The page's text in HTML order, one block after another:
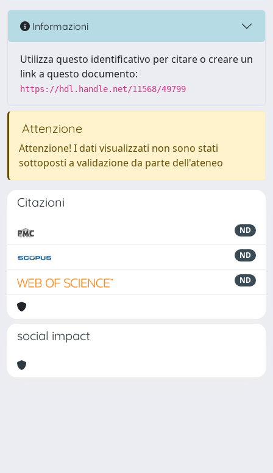
Informazioni
Utilizza questo identificativo per citare o creare un
link a questo documento:
https://hdl.handle.net/11568/49799
Attenzione
Attenzione! I dati visualizzati non sono stati
sottoposti a validazione da parte dell'ateneo
Citazioni
ND
ND
ND
social impact